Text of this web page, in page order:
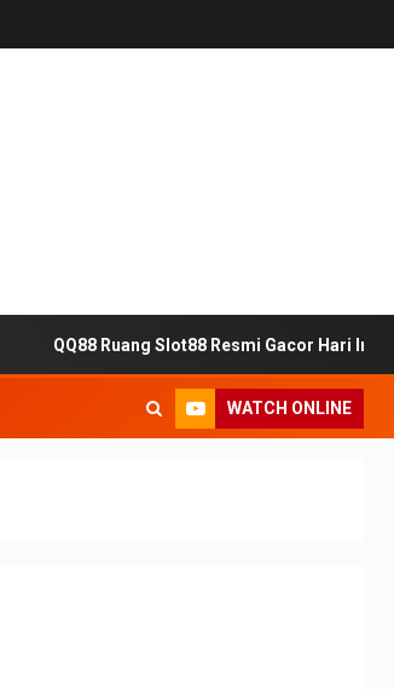
QQ88 Ruang Slot88 Resmi Gacor Hari Ini Terbukti
WATCH ONLINE